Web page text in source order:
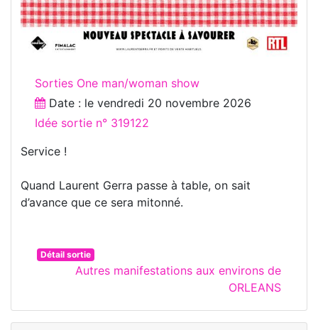
Sorties One man/woman show
Date : le vendredi 20 novembre 2026
Idée sortie n° 319122
Service !
Quand Laurent Gerra passe à table, on sait
d’avance que ce sera mitonné.
Détail sortie
Autres manifestations aux environs de
ORLEANS